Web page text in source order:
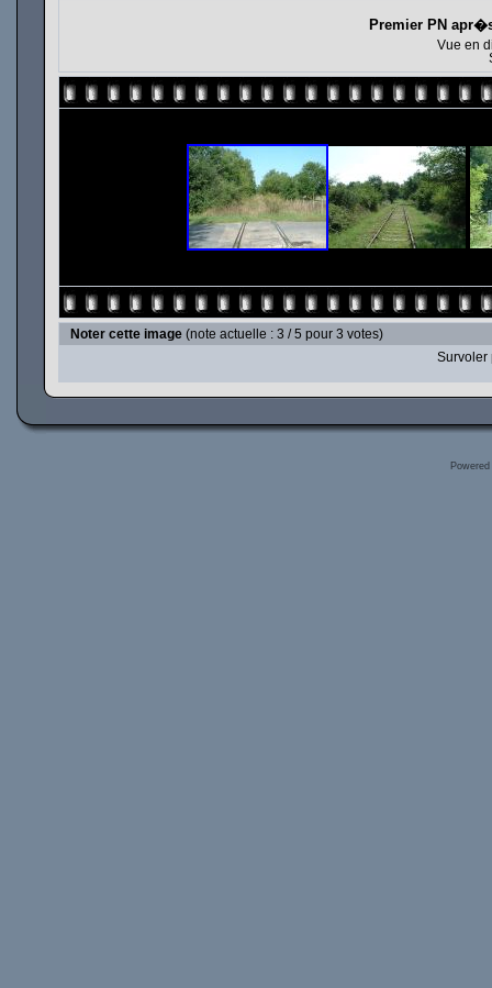
Premier PN
Vue en
Noter cette image (note actuelle : 3 / 5 pour 3 votes)
Survoler